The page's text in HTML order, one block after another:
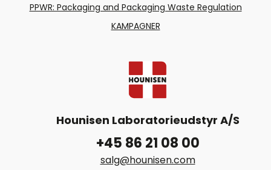
PPWR: Packaging and Packaging Waste Regulation
KAMPAGNER
Hounisen Laboratorieudstyr A/S
+45 86 21 08 00
salg@hounisen.com